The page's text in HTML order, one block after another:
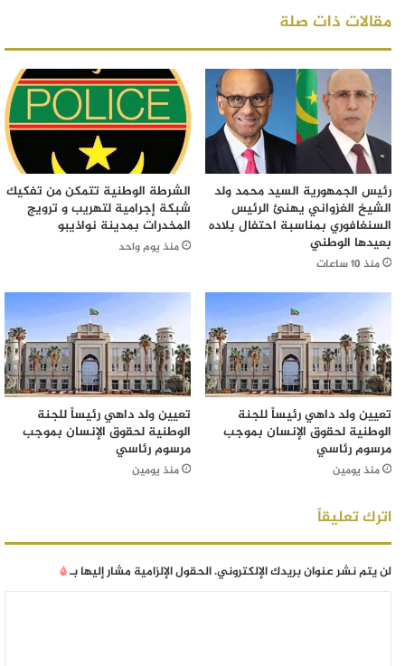
مقالات ذات صلة
رئيس الجمهورية السيد محمد ولد
الشيخ الغزواني يهنئ الرئيس
السنغافوري بمناسبة احتفال بلاده
بعيدها الوطني
منذ 10 ساعات
الشرطة الوطنية تتمكن من تفكيك
شبكة إجرامية لتهريب و ترويج
المخدرات بمدينة نواذيبو
منذ يوم واحد
تعيين ولد داهي رئيساً للجنة
الوطنية لحقوق الإنسان بموجب
مرسوم رئاسي
منذ يومين
تعيين ولد داهي رئيساً للجنة
الوطنية لحقوق الإنسان بموجب
مرسوم رئاسي
منذ يومين
اترك تعليقاً
لن يتم نشر عنوان بريدك الإلكتروني.الحقول الإلزامية مشار إليها بـ*